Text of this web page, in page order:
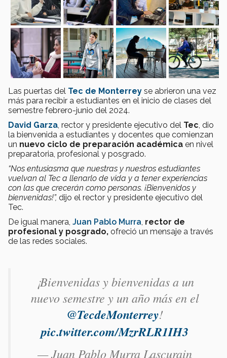
Las puertas del Tec de Monterrey se abrieron una vez
más para recibir a estudiantes en el inicio de clases del
semestre febrero-junio del 2024.
David Garza , rector y presidente ejecutivo del Tec , dio
la bienvenida a estudiantes y docentes que comienzan
un nuevo ciclo de preparación académica en nivel
preparatoria, profesional y posgrado.
“Nos entusiasma que nuestras y nuestros estudiantes
vuelvan al Tec a llenarlo de vida y a tener experiencias
con las que crecerán como personas. ¡Bienvenidos y
bienvenidas!”, dijo el rector y presidente ejecutivo del
Tec.
De igual manera, Juan Pablo Murra rector de
profesional y posgrado, ofreció un mensaje a través
de las redes sociales.
¡Bienvenidas y bienvenidas a un
nuevo semestre y un año más en el
@TecdeMonterrey!
pic.twitter.com/MzrRLR1IH3
— Juan Pablo Murra Lascurain